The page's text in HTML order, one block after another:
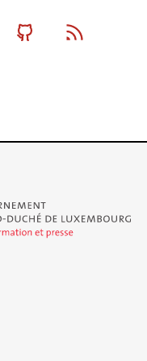
MastodonGithub